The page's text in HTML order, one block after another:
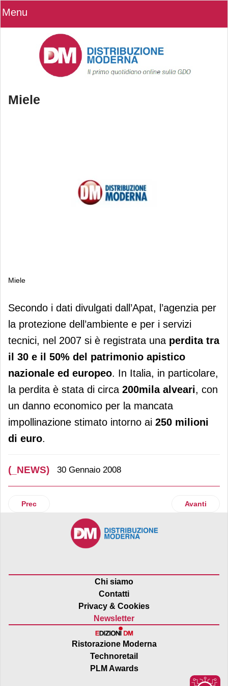
Menu
Miele
Miele
Miele
Secondo i dati divulgati dall’Apat, l’agenzia per
la protezione dell’ambiente e per i servizi
tecnici, nel 2007 si è registrata una perdita tra
il 30 e il 50% del patrimonio apistico
nazionale ed europeo. In Italia, in particolare,
la perdita è stata di circa 200mila alveari, con
un danno economico per la mancata
impollinazione stimato intorno ai 250 milioni
di euro.
(_NEWS) 30 Gennaio 2008
Articolo precedente: Kraun
Prec Articolo
Avanti
Chi siamo
Contatti
Privacy & Cookies
Newsletter
Ristorazione Moderna
Technoretail
PLM Awards